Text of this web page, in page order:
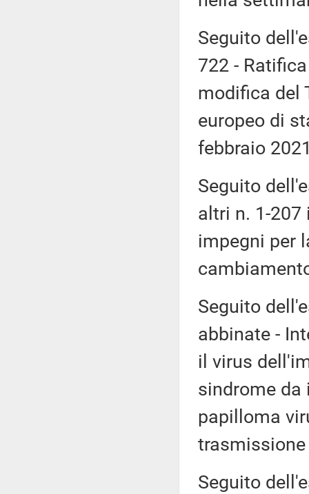
Seguito
722 -
modifica del
europeo di
febbraio
Seguito
altri n. 1-
impegni per
Seguito
abbinate -
il virus
sindrome da
papilloma
Seguito